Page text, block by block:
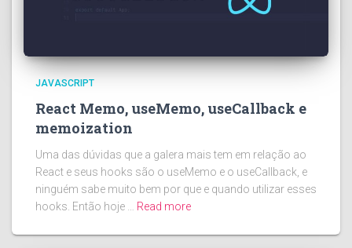
JAVASCRIPT
React Memo, useMemo, useCallback e
memoization
Uma das dúvidas que a galera mais tem em relação ao
React e seus hooks são o useMemo e o useCallback, e
ninguém sabe muito bem por que e quando utilizar esses
hooks. Então hoje … Read more